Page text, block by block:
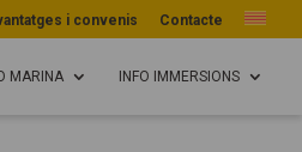
i convenis Contacte
MARINA INFO IMMERSIONS